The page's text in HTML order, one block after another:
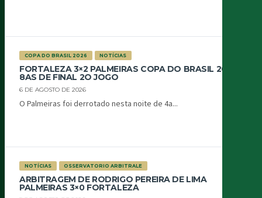
COPA DO BRASIL 2026 NOTÍCIAS
FORTALEZA 3×2 PALMEIRAS COPA DO BRASIL 2026
8AS DE FINAL 2O JOGO
6 DE AGOSTO DE 2026
O Palmeiras foi derrotado nesta noite de 4a...
NOTÍCIAS OSSERVATORIO ARBITRALE
ARBITRAGEM DE RODRIGO PEREIRA DE LIMA
PALMEIRAS 3×0 FORTALEZA